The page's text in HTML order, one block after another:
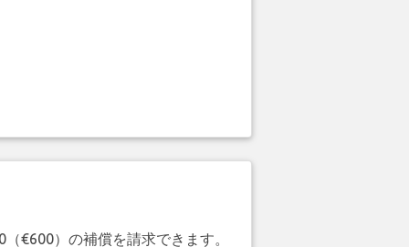
€600）の補償を請求できます。